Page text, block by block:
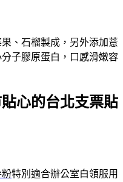
、石榴製成，另外添加薏
子膠原蛋白，口感滑嫩容
心的台北支票貼
粉特別適合辦公室白領服用